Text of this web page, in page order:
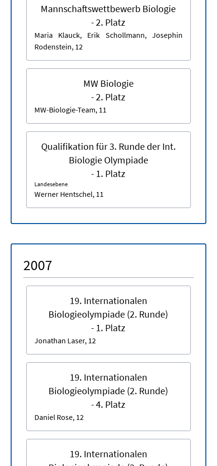
Mannschaftswettbewerb Biologie
- 2. Platz
Maria Klauck, Erik Schollmann, Josephin
Rodenstein, 12
MW Biologie
- 2. Platz
MW-Biologie-Team, 11
Qualifikation für 3. Runde der Int.
Biologie Olympiade
- 1. Platz
Landesebene
Werner Hentschel, 11
2007
19. Internationalen
Biologieolympiade (2. Runde)
- 1. Platz
Jonathan Laser, 12
19. Internationalen
Biologieolympiade (2. Runde)
- 4. Platz
Daniel Rose, 12
19. Internationalen